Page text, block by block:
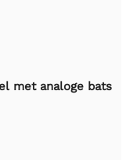
met analoge bats